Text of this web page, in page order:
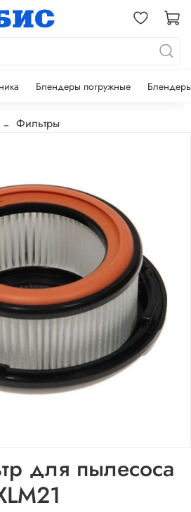
Блендеры погружные
Фильтры
для пылесоса